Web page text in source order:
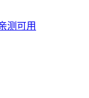
测可用